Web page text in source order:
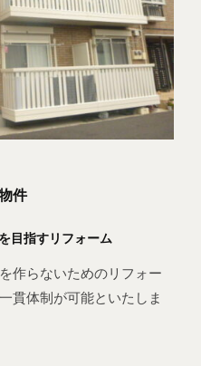
件
目指すリフォーム
作らないためのリフォー
貫体制が可能といたしま